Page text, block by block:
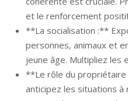
et le renforcement
**La socialisation :**
personnes, animaux et
jeune âge. Multipliez les
**Le rôle du
anticipez les situations à